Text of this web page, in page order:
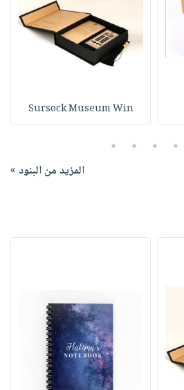
Sursock Museum Win
2
3
4
5
المزيد من البنود »